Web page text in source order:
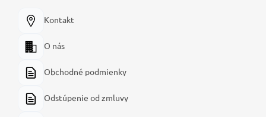
Kontakt
O nás
Obchodné podmienky
Odstúpenie od zmluvy